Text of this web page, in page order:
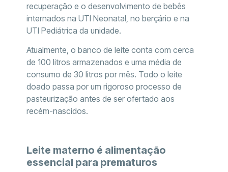
recuperação e o desenvolvimento de bebês
internados na UTI Neonatal, no berçário e na
UTI Pediátrica da unidade.
Atualmente, o banco de leite conta com cerca
de 100 litros armazenados e uma média de
consumo de 30 litros por mês. Todo o leite
doado passa por um rigoroso processo de
pasteurização antes de ser ofertado aos
recém-nascidos.
Leite materno é alimentação
essencial para prematuros